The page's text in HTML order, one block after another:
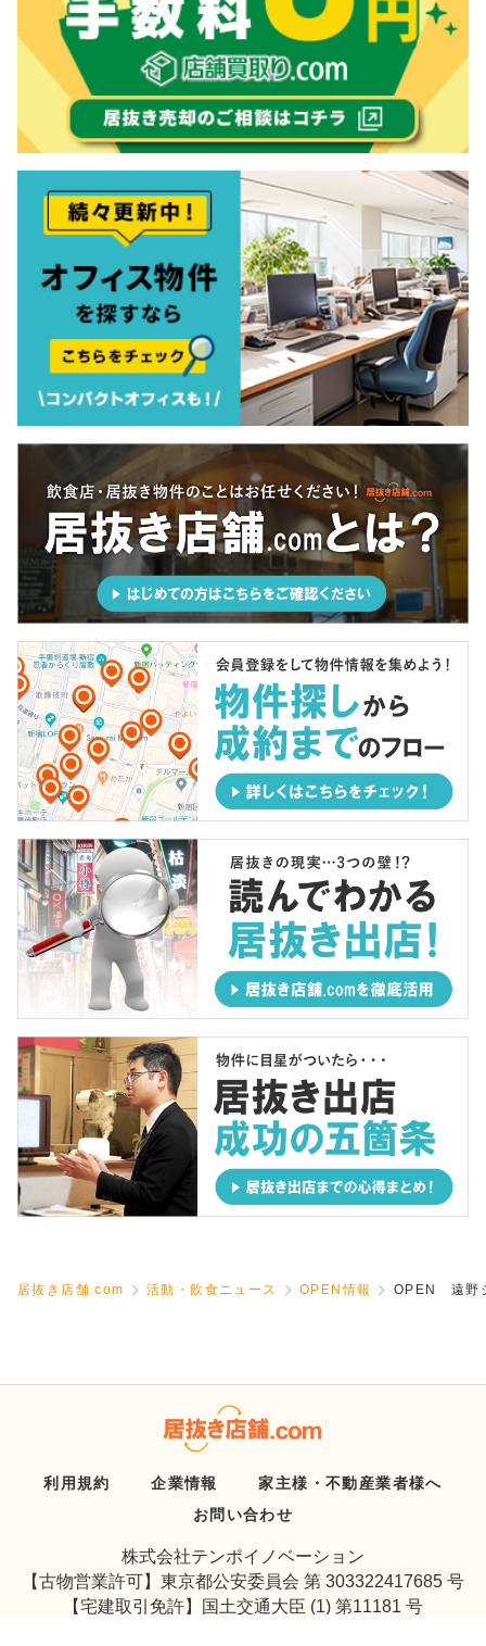
居抜き店舗.com 活動・飲食ニュース OPEN情報 OPEN 遠野
利用規約 企業情報
家主様・不動産業者様へ
お問い合わせ
株式会社テンポイノベーション
【古物営業許可】東京都公安委員会 第 303322417685 号
【宅建取引免許】国土交通大臣 (1) 第11181 号